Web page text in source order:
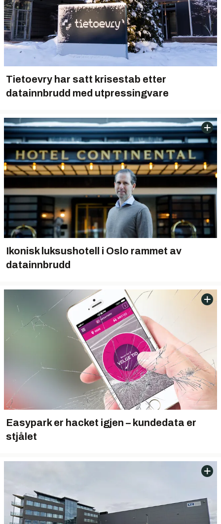
Tietoevry har satt krisestab etter
datainnbrudd med utpressingvare
Ikonisk luksushotell i Oslo rammet av
datainnbrudd
Easypark er hacket igjen – kundedata er
stjålet